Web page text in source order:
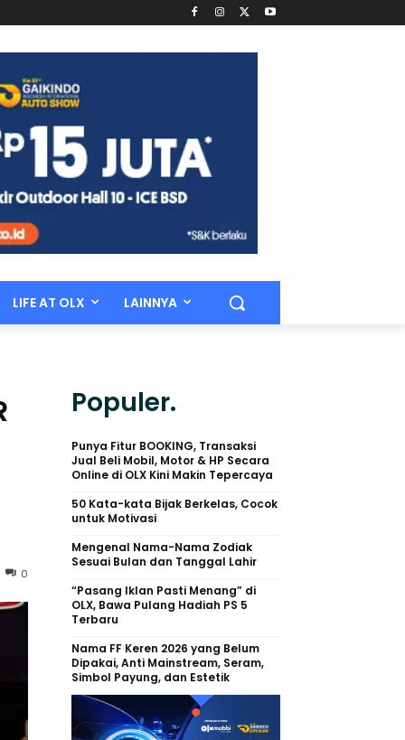
LIFE AT OLX LAINNYA
0
Populer.
Punya Fitur BOOKING, Transaksi
Jual Beli Mobil, Motor & HP Secara
Online di OLX Kini Makin Tepercaya
50 Kata-kata Bijak Berkelas, Cocok
untuk Motivasi
Mengenal Nama-Nama Zodiak
Sesuai Bulan dan Tanggal Lahir
“Pasang Iklan Pasti Menang” di
OLX, Bawa Pulang Hadiah PS 5
Terbaru
Nama FF Keren 2026 yang Belum
Dipakai, Anti Mainstream, Seram,
Simbol Payung, dan Estetik